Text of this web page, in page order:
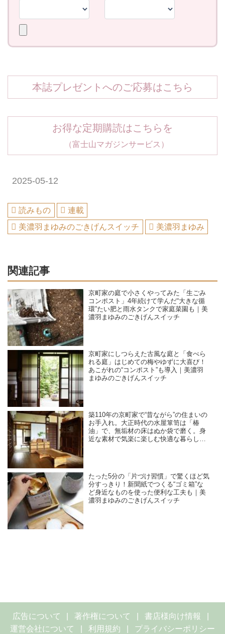
本誌プレゼントへのご応募はこちら
お得な定期購読はこちらを
（富士山マガジンサービス）
2025-05-12
読みもの
連載
美濃羽まゆみのごきげんスイッチ
美濃羽まゆみ
関連記事
京町家の庭で小さくやってみた「生ごみ
コンポスト」4年続けて学んだ“大きな循
環”たい肥と雨水タンクで家庭菜園も｜美
濃羽まゆみのごきげんスイッチ
京町家にしつらえた古風な庭と「食べら
れる庭」はじめての梅やゆずに大喜び！
あこがれの“コンポスト”も導入｜美濃羽
まゆみのごきげんスイッチ
築110年の京町家で“昔ながら”の住まいの
お手入れ。大正時代の水屋箪笥は「椿
油」で、無垢材の床はぬか袋で磨く。身
近な素材で気楽に楽しむ快適な暮らし｜
たった5分の「片づけ習慣」で驚くほど気
分すっきり！新聞紙でつくる“ゴミ箱”な
ど身近なものを使った便利な工夫も｜美
濃羽まゆみのごきげんスイッチ
広告について 著作権について
書店様向け情報
運営会社について
利用規約 プライバシーポリシー